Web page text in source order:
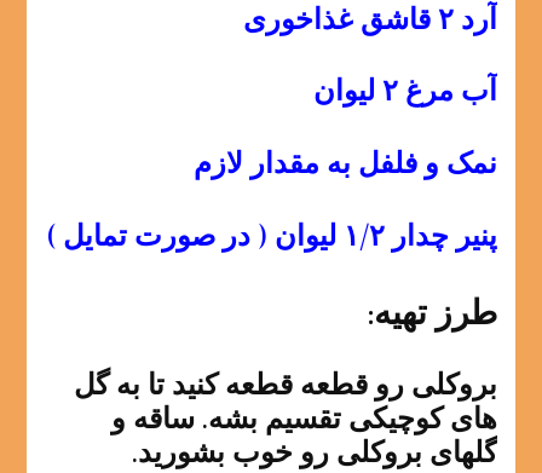
آرد ۲ قاشق غذاخوری
آب مرغ ۲ لیوان
نمک و فلفل به مقدار لازم
پنیر چدار ۱/۲ لیوان ( در صورت تمایل )
طرز تهیه:
بروکلی رو قطعه قطعه کنید تا به گل
های کوچیکی تقسیم بشه. ساقه و
گلهای بروکلی رو خوب بشورید.